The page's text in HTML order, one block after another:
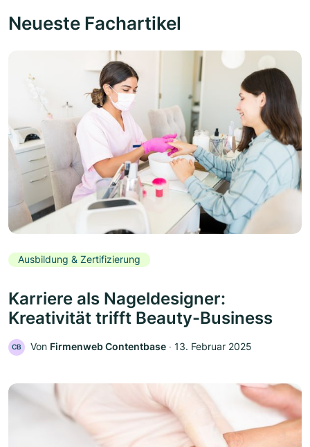
Neueste Fachartikel
Ausbildung & Zertifizierung
Karriere als Nageldesigner:
Kreativität trifft Beauty-Business
CB Von Firmenweb Contentbase ‧ 13. Februar 2025